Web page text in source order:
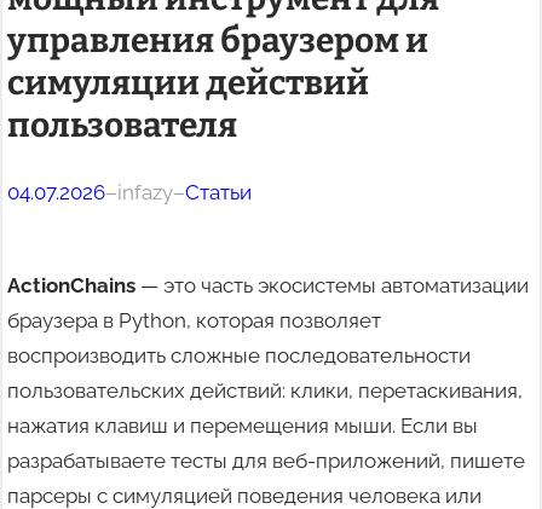
управления браузером и
симуляции действий
пользователя
04.07.2026–infazy–Статьи
ActionChains — это часть экосистемы автоматизации
браузера в Python, которая позволяет
воспроизводить сложные последовательности
пользовательских действий: клики, перетаскивания,
нажатия клавиш и перемещения мыши. Если вы
разрабатываете тесты для веб-приложений, пишете
парсеры с симуляцией поведения человека или